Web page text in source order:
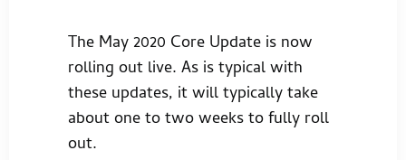
The May 2020 Core Update is now
rolling out live. As is typical with
these updates, it will typically take
about one to two weeks to fully roll
out.